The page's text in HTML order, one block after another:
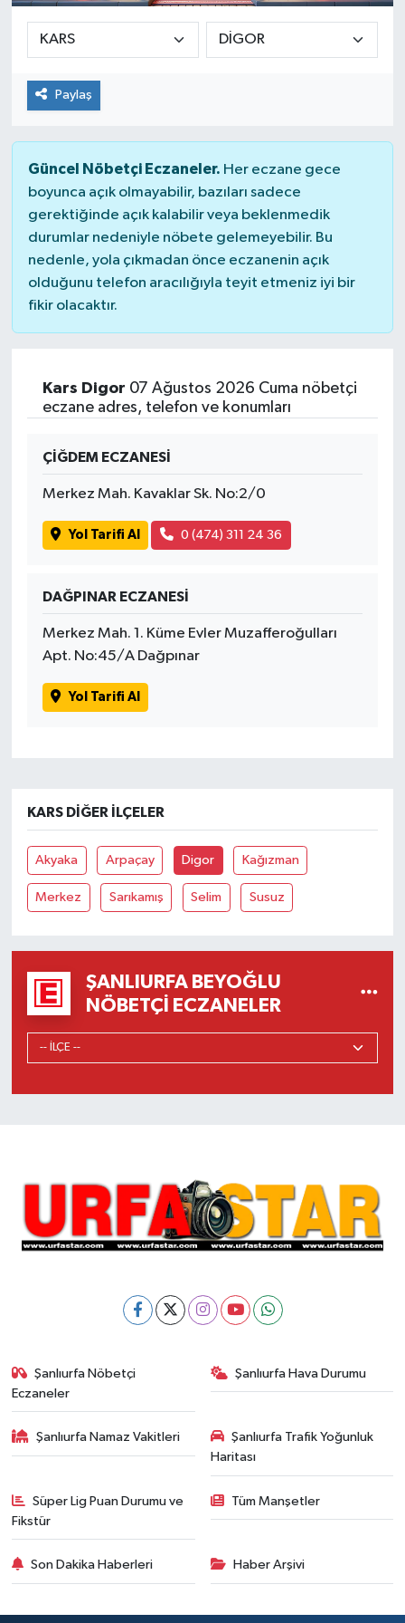
Paylaş
Güncel Nöbetçi Eczaneler. Her eczane gece
boyunca açık olmayabilir, bazıları sadece
gerektiğinde açık kalabilir veya beklenmedik
durumlar nedeniyle nöbete gelemeyebilir. Bu
nedenle, yola çıkmadan önce eczanenin açık
olduğunu telefon aracılığıyla teyit etmeniz iyi bir
fikir olacaktır.
Kars Digor 07 Ağustos 2026 Cuma nöbetçi
eczane adres, telefon ve konumları
ÇİĞDEM ECZANESİ
Merkez Mah. Kavaklar Sk. No:2/0
Yol Tarifi Al 0 (474) 311 24 36
DAĞPINAR ECZANESİ
Merkez Mah. 1. Küme Evler Muzafferoğulları
Apt. No:45/A Dağpınar
Yol Tarifi Al
KARS DIĞER İLÇELER
Akyaka Arpaçay Digor Kağızman
Merkez Sarıkamış Selim Susuz
ŞANLIURFA BEYOĞLU
NÖBETÇI ECZANELER
Şanlıurfa Nöbetçi
Eczaneler
Şanlıurfa Hava Durumu
Şanlıurfa Namaz Vakitleri
Şanlıurfa Trafik Yoğunluk
Haritası
Süper Lig Puan Durumu ve
Fikstür
Tüm Manşetler
Son Dakika Haberleri Haber Arşivi